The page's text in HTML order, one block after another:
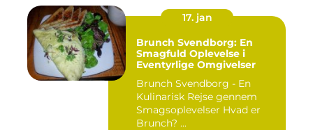
17. jan
Brunch Svendborg: En
Smagfuld Oplevelse i
Eventyrlige Omgivelser
Brunch Svendborg - En
Kulinarisk Rejse gennem
Smagsoplevelser Hvad er
Brunch? ...